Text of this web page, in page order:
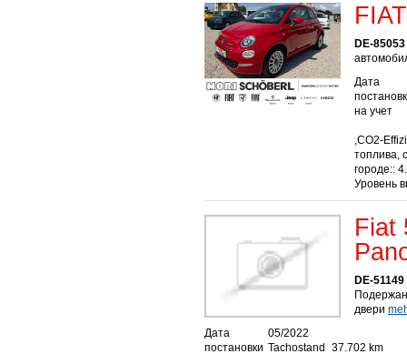
DE-
Дата
на учет
,CO2-
топлива,
городе::
Уровень
Fiat
DE-
двери
Дата
постановки
05/2022
Tachostand
37.702 km